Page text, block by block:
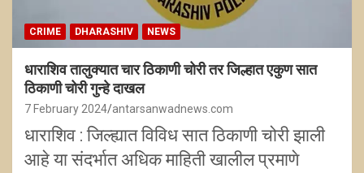
CRIME DHARASHIV NEWS
धाराशिव तालुक्यात चार ठिकाणी चोरी तर जिल्हात एकुण सात
ठिकाणी चोरी गुन्हे दाखल
7 February 2024 antarsanwadnews.com
धाराशिव : जिल्ह्यात विविध सात ठिकाणी चोरी झाली
आहे या संदर्भात अधिक माहिती खालील प्रमाणे